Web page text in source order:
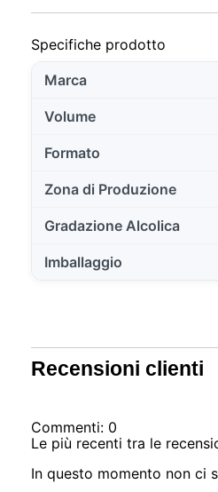
Specifiche prodotto
Marca
Volume
Formato
Zona di Produzione
Gradazione Alcolica
Imballaggio
Recensioni clienti
Commenti: 0
Le più recenti tra le
In questo momento non ci